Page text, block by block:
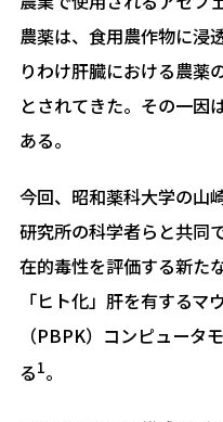
農薬は、食用農作物に浸
りわけ肝臓における農薬
とされてきた。その一因
ある。
今回、昭和薬科大学の山
研究所の科学者らと共同
在的毒性を評価する新た
「ヒト化」肝を有する
（PBPK）コンピュータ
る1。